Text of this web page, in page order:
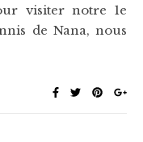
visiter notre 1e
de Nana, nous